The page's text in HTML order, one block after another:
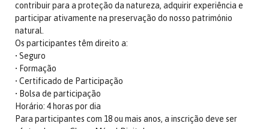
contribuir para a proteção da natureza, adquirir experiência e
participar ativamente na preservação do nosso património
natural.
Os participantes têm direito a:
• Seguro
• Formação
• Certificado de Participação
• Bolsa de participação
Horário: 4 horas por dia
Para participantes com 18 ou mais anos, a inscrição deve ser